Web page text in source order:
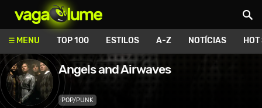
MENU TOP 100 ESTILOS A-Z NOTÍCIAS
Angels and Airwaves
POP/PUNK